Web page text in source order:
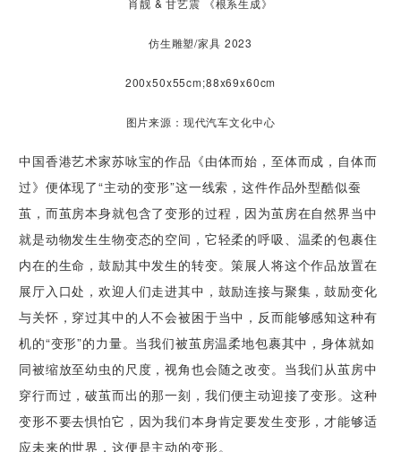
肖靓 & 甘艺震 《根系生成》
仿生雕塑/家具 2023
200x50x55cm;88x69x60cm
图片来源：现代汽车文化中心
中国香港艺术家苏咏宝的作品《由体而始，至体而成，自体而
过》便体现了“主动的变形”这一线索，这件作品外型酷似蚕
茧，而茧房本身就包含了变形的过程，因为茧房在自然界当中
就是动物发生生物变态的空间，它轻柔的呼吸、温柔的包裹住
内在的生命，鼓励其中发生的转变。策展人将这个作品放置在
展厅入口处，欢迎人们走进其中，鼓励连接与聚集，鼓励变化
与关怀，穿过其中的人不会被困于当中，反而能够感知这种有
机的“变形”的力量。当我们被茧房温柔地包裹其中，身体就如
同被缩放至幼虫的尺度，视角也会随之改变。当我们从茧房中
穿行而过，破茧而出的那一刻，我们便主动迎接了变形。这种
变形不要去惧怕它，因为我们本身肯定要发生变形，才能够适
应未来的世界，这便是主动的变形。